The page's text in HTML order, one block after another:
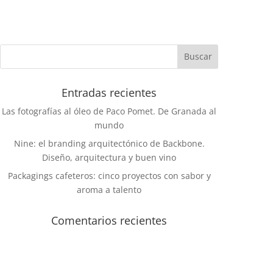
Entradas recientes
Las fotografías al óleo de Paco Pomet. De Granada al
mundo
Nine: el branding arquitectónico de Backbone.
Diseño, arquitectura y buen vino
Packagings cafeteros: cinco proyectos con sabor y
aroma a talento
Comentarios recientes